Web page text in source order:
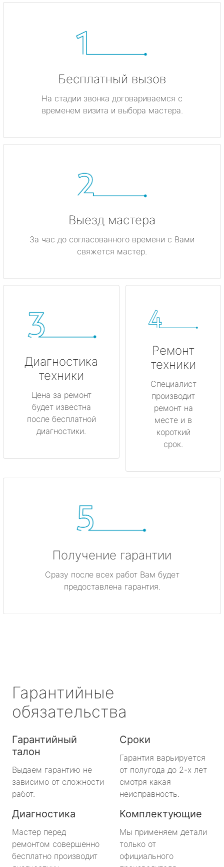
Бесплатный вызов
На стадии звонка договариваемся с
временем визита и выбора мастера.
Выезд мастера
За час до согласованного времени с Вами
свяжется мастер.
Диагностика
техники
Цена за ремонт
будет известна
после бесплатной
диагностики.
Ремонт
техники
Специалист
производит
ремонт на
месте и в
короткий
срок.
Получение гарантии
Сразу после всех работ Вам будет
предоставлена гарантия.
Гарантийные
обязательства
Гарантийный
талон
Выдаем гарантию не
зависимо от сложности
работ.
Сроки
Гарантия варьируется
от полугода до 2-х лет
смотря какая
неисправность.
Диагностика
Мастер перед
ремонтом совершенно
бесплатно производит
Комплектующие
Мы применяем детали
только от
официального